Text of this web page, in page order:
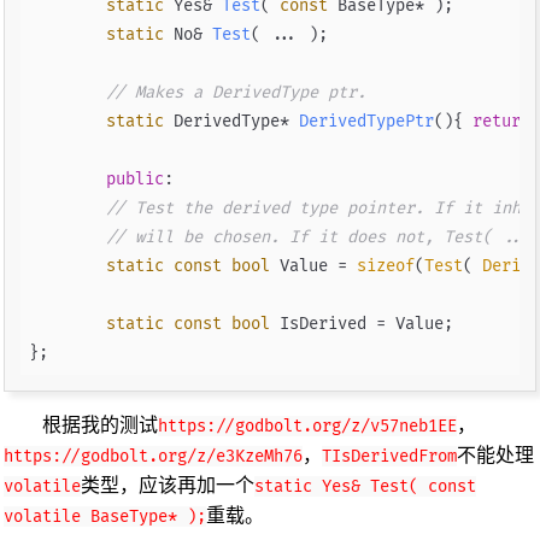
static Yes& Test( const BaseType* ) ;
static No& Test( ... ) ;
// Makes a DerivedType ptr.
static DerivedType* DerivedTypePtr(){ return
public :
// Test the derived type pointer. If it
// will be chosen. If it does not, Test( ...
static const bool Value = sizeof(Test(
static const bool IsDerived = Value;
根据我的测试https://godbolt.org/z/v57neb1EE，
https://godbolt.org/z/e3KzeMh76，TIsDerivedFrom不能处理
volatile类型，应该再加一个static Yes& Test( const
volatile BaseType* );重载。